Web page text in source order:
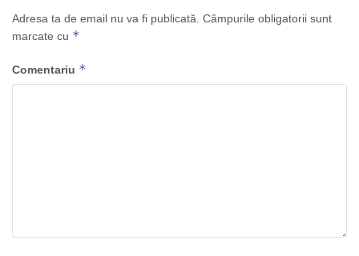
Adresa ta de email nu va fi publicată. Câmpurile obligatorii sunt
marcate cu *
Comentariu *